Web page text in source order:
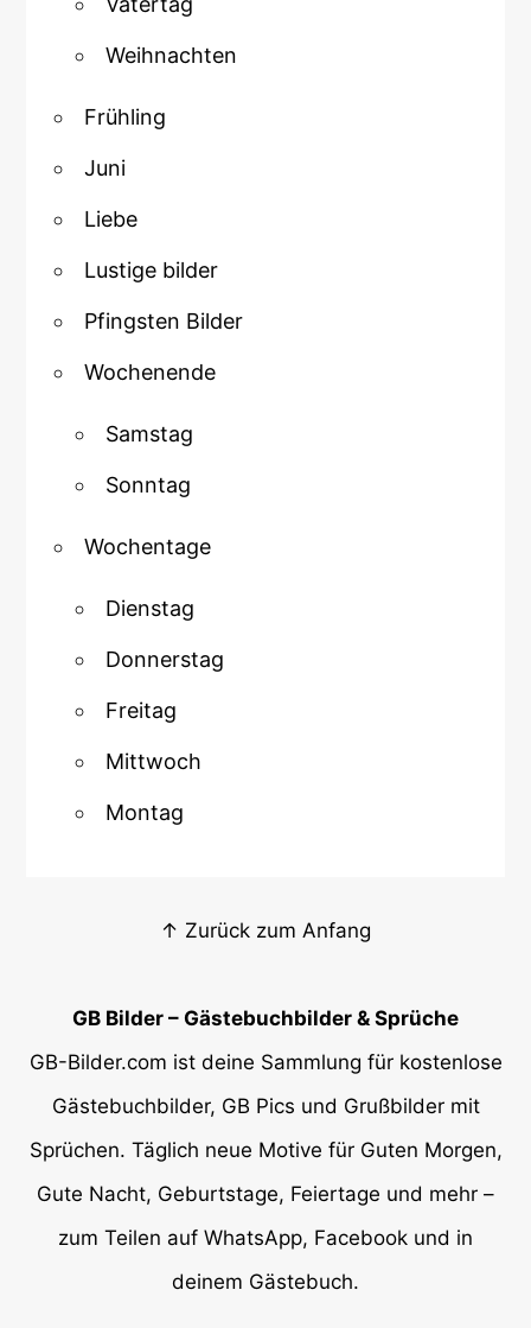
Weihnachten
Frühling
Juni
Liebe
Lustige bilder
Pfingsten Bilder
Wochenende
Samstag
Sonntag
Wochentage
Dienstag
Donnerstag
Freitag
Mittwoch
Montag
↑ Zurück zum Anfang
GB Bilder – Gästebuchbilder & Sprüche
GB-Bilder.com ist deine Sammlung für kostenlose
Gästebuchbilder, GB Pics und Grußbilder mit
Sprüchen. Täglich neue Motive für Guten Morgen,
Gute Nacht, Geburtstage, Feiertage und mehr –
zum Teilen auf WhatsApp, Facebook und in
deinem Gästebuch.